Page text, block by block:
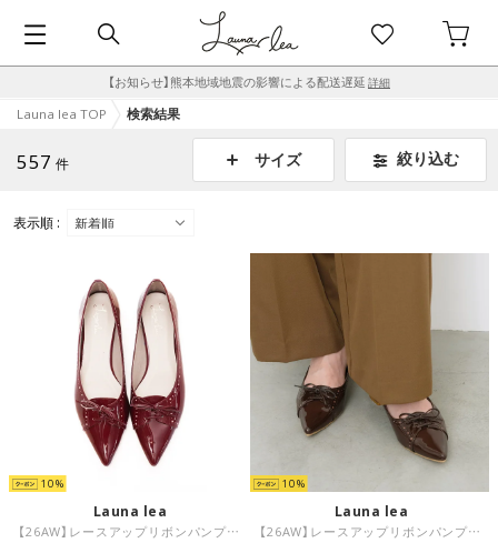
【お知らせ】熊本地域地震の影響による配送遅延 詳細
Launa lea TOP 検索結果
557 件 サイズ 絞り込む
表示順 :
10
Launa lea
【26AW】レースアップリボンパンプス(0638) （ワインE）
10
Launa lea
【26AW】レースアップリボンパンプス(0638) （DブラウンE）